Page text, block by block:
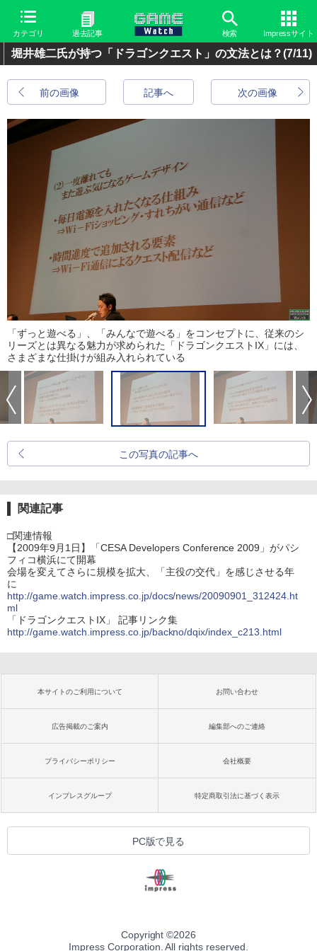
カテゴリ 過去記事 検索 Impressサイト
堀井雄二氏が持つ「ドラゴンクエスト」の文法とは？(7/11)
前の画像 次の画像
記事へ
「ずっと遊べる」、「みんなで遊べる」をコンセプトに、従来のシ
リーズとは異なる魅力が求められた「ドラゴンクエストIX」には、
さまざまな仕掛けが組み入れられている
この写真の記事へ
関連記事
□関連情報
【2009年9月1日】「CESA Developers Conference 2009」がパシ
フィコ横浜にて開幕
会場を変えてさらに規模を拡大、「主役の交代」を感じさせる年
に
http://game.watch.impress.co.jp/docs/news/20090901_312424.ht
ml
「ドラゴンクエストIX」 記事リンク集
http://game.watch.impress.co.jp/backno/dqix/index_c213.html
本サイトのご利用について お問い合わせ
広告掲載のご案内 編集部へのご連絡
プライバシーポリシー 会社概要
インプレスグループ 特定商取引法に基づく表示
PC版で見る
Copyright ©2026
Impress Corporation. All rights reserved.